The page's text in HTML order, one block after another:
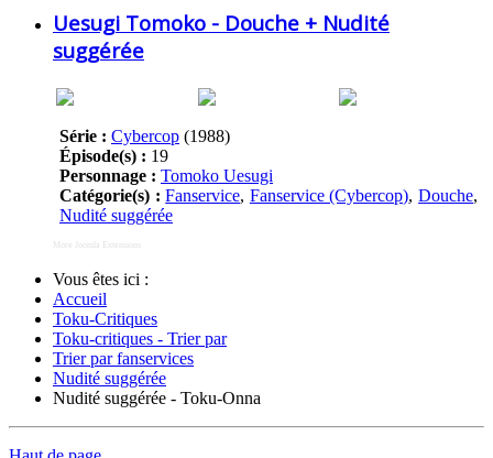
Uesugi Tomoko - Douche + Nudité
suggérée
Série : Cybercop (1988)
Épisode(s) : 19
Personnage : Tomoko Uesugi
Catégorie(s) : Fanservice, Fanservice (Cybercop),Douche,
Nudité suggérée
More Joomla Extensions
Vous êtes ici :
Accueil
Toku-Critiques
Toku-critiques - Trier par
Trier par fanservices
Nudité suggérée
Nudité suggérée - Toku-Onna